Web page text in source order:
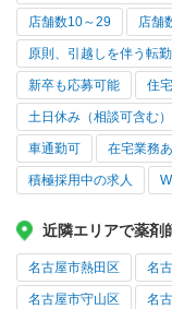
店舗数10～29 店舗
原則、引越しを伴う転
新卒も応募可能 住
土日休み（相談可含む）
車通勤可 在宅業務
積極採用中の求人
近隣エリアで薬剤
名古屋市熱田区 名
名古屋市守山区 名